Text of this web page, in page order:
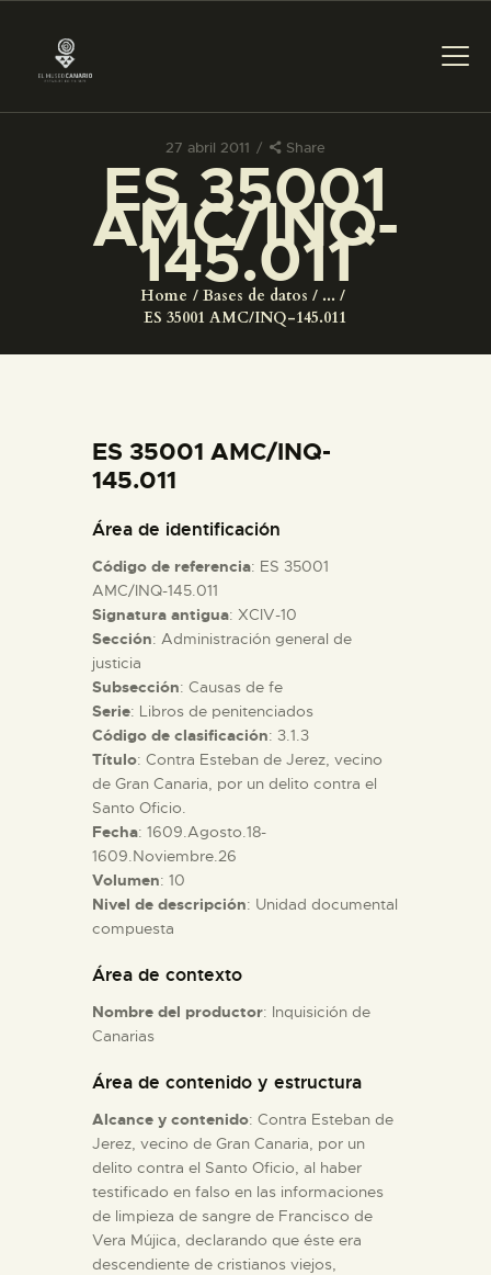
27 abril 2011 Share
ES 35001
AMC/INQ-
145.011
Home Bases de datos
...
ES 35001 AMC/INQ-145.011
PREPARAR LA VISITA
ACTIVIDADES
COLECCIONES
ESPAÑOL
PREPARAR LA VISITA
ACTIVIDADES
█
EL MUSEO
COLECCIONES
DIDÁCTICA
ESPAÑOL
ES 35001 AMC/INQ-
145.011
Área de identificación
Código de referencia: ES 35001
AMC/INQ-145.011
Signatura antigua: XCIV-10
Sección: Administración general de
justicia
Subsección: Causas de fe
Serie: Libros de penitenciados
Código de clasificación: 3.1.3
Título: Contra Esteban de Jerez, vecino
de Gran Canaria, por un delito contra el
Santo Oficio.
Fecha: 1609.Agosto.18-
1609.Noviembre.26
Volumen: 10
Nivel de descripción: Unidad documental
compuesta
Área de contexto
Nombre del productor: Inquisición de
Canarias
Área de contenido y estructura
Alcance y contenido: Contra Esteban de
Jerez, vecino de Gran Canaria, por un
delito contra el Santo Oficio, al haber
testificado en falso en las informaciones
de limpieza de sangre de Francisco de
Vera Mújica, declarando que éste era
descendiente de cristianos viejos,